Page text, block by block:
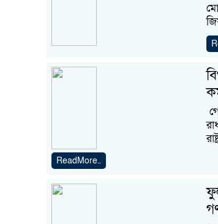
ReadMore..